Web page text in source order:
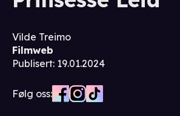
Vilde Treimo
Filmweb
Publisert: 19.01.2024
Følg oss: